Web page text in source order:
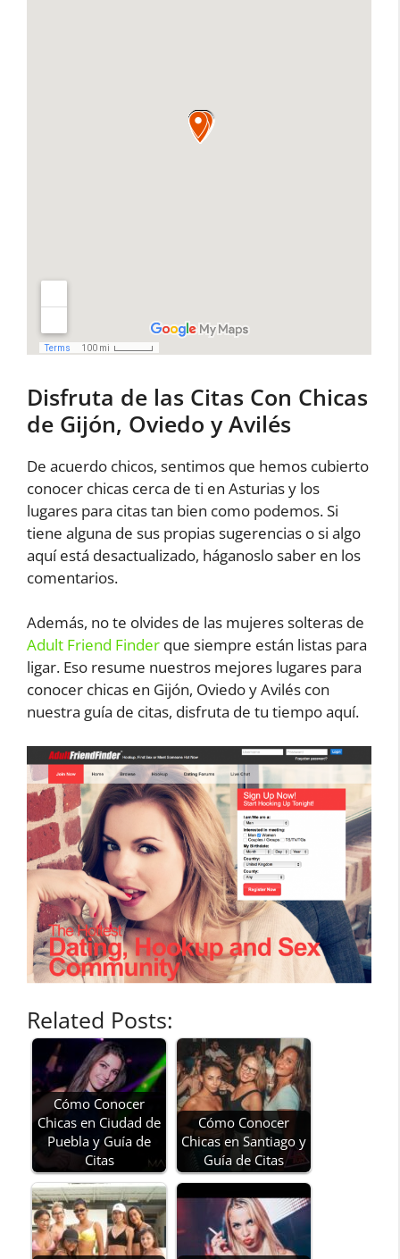
Disfruta de las Citas Con Chicas
de Gijón, Oviedo y Avilés
De acuerdo chicos, sentimos que hemos cubierto
conocer chicas cerca de ti en Asturias y los
lugares para citas tan bien como podemos. Si
tiene alguna de sus propias sugerencias o si algo
aquí está desactualizado, háganoslo saber en los
comentarios.
Además, no te olvides de las mujeres solteras de
Adult Friend Finder que siempre están listas para
ligar. Eso resume nuestros mejores lugares para
conocer chicas en Gijón, Oviedo y Avilés con
nuestra guía de citas, disfruta de tu tiempo aquí.
Related Posts:
Cómo Conocer
Chicas en Ciudad de
Puebla y Guía de
Citas
Cómo Conocer
Chicas en Santiago y
Guía de Citas